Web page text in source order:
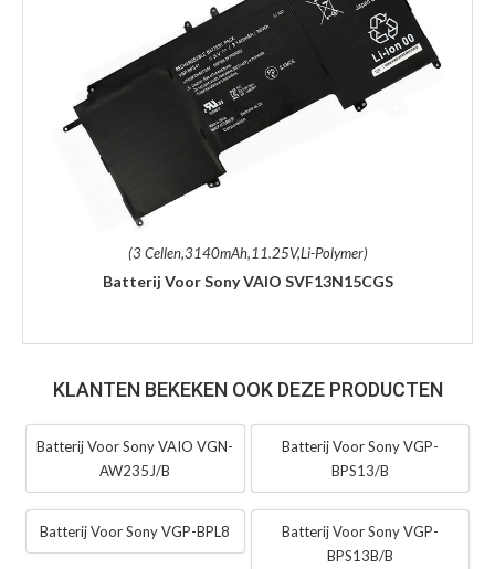
(3 Cellen,3140mAh,11.25V,Li-Polymer)
Batterij Voor Sony VAIO SVF13N15CGS
KLANTEN BEKEKEN OOK DEZE PRODUCTEN
Batterij Voor Sony VAIO VGN-
AW235J/B
Batterij Voor Sony VGP-
BPS13/B
Batterij Voor Sony VGP-BPL8
Batterij Voor Sony VGP-
BPS13B/B